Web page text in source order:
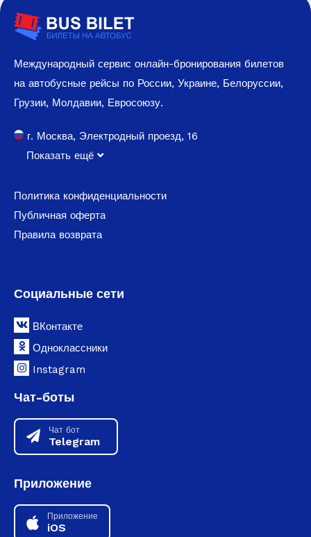
Международный сервис онлайн-бронирования билетов
на автобусные рейсы по России, Украине, Белоруссии,
Грузии, Молдавии, Евросоюзу.
г. Москва, Электродный проезд, 16
Показать ещё
Политика конфиденциальности
Публичная оферта
Правила возврата
Социальные сети
ВКонтакте
Одноклассники
Instagram
Чат-боты
Чат бот
Telegram
Приложение
Приложение
iOS